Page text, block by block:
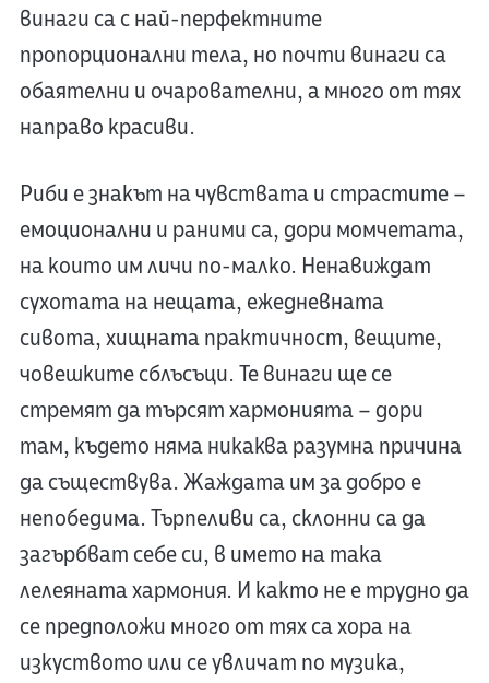
винаги са с най-перфектните
пропорционални тела, но почти винаги са
обаятелни и очарователни, а много от тях
направо красиви.
Риби е знакът на чувствата и страстите –
емоционални и раними са, дори момчетата,
на които им личи по-малко. Ненавиждат
сухотата на нещата, ежедневната
сивота, хищната практичност, вещите,
човешките сблъсъци. Те винаги ще се
стремят да търсят хармонията – дори
там, където няма никаква разумна причина
да съществува. Жаждата им за добро е
непобедима. Търпеливи са, склонни са да
загърбват себе си, в името на така
лелеяната хармония. И както не е трудно да
се предположи много от тях са хора на
изкуството или се увличат по музика,